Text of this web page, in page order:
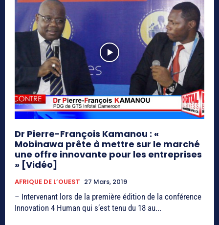
Dr Pierre-François Kamanou : «
Mobinawa prête à mettre sur le marché
une offre innovante pour les entreprises
» [Vidéo]
AFRIQUE DE L’OUEST 27 Mars, 2019
– Intervenant lors de la première édition de la conférence
Innovation 4 Human qui s’est tenu du 18 au...